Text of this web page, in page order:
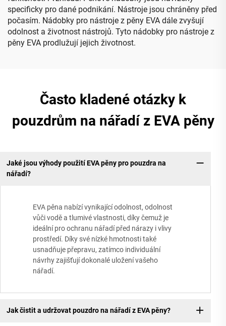
specificky pro dané podnikání. Nástroje jsou chráněny před
počasím. Nádobky pro nástroje z pěny EVA dále zvyšují
odolnost a životnost nástrojů. Tyto nádobky pro nástroje z
pěny EVA prodlužují jejich životnost.
Často kladené otázky k
pouzdrům na nářadí z EVA pěny
Jaké jsou výhody použití EVA pěny pro pouzdra na
nářadí?
EVA pěna nabízí vynikající odolnost, odolnost
vůči vodě a tlumivé vlastnosti, díky čemuž je
ideální pro ochranu nářadí před nárazy i vlivy
prostředí. Díky své nízké hmotnosti také
usnadňuje přepravu, zatímco individuální
návrhy zajišťují dokonalé uložení vašeho
nářadí.
Jak čistit a udržovat pouzdro na nářadí z EVA pěny?